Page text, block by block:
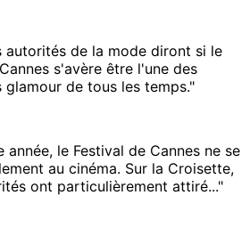
autorités de la mode diront si le
s'avère être l'une des
glamour de tous les temps."
année, le Festival de Cannes ne se
au cinéma. Sur la Croisette,
ont particulièrement attiré..."